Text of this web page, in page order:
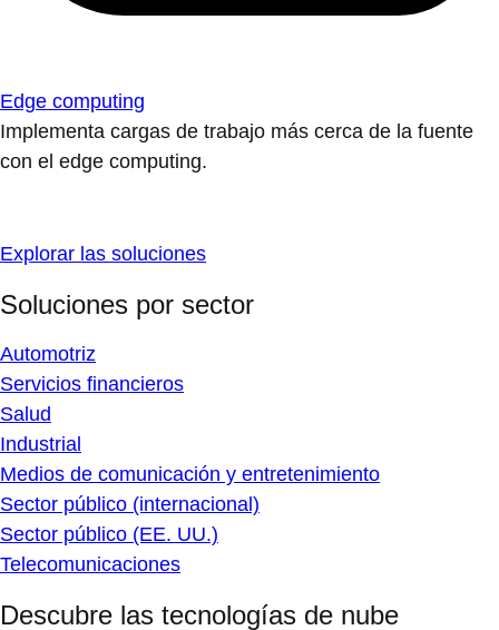
Sector público (internacional)
Descubre las tecnologías de nube
Aprende a utilizar nuestros productos y soluciones de
Productos
Plataformas